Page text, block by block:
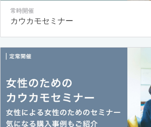
常時開催
カウカモセミナー